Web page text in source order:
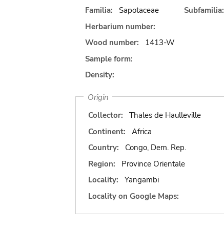
Familia:
Sapotaceae
Subfamilia:
Herbarium number:
Wood number:
1413-W
Sample form:
Density:
Origin
Collector:
Thales de Haulleville
Continent:
Africa
Country:
Congo, Dem. Rep.
Region:
Province Orientale
Locality:
Yangambi
Locality on Google Maps: